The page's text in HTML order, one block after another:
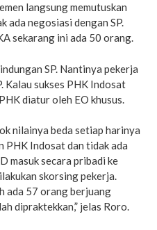
langsung memutuskan
ada negosiasi dengan SP.
sekarang ini ada 50 orang.
SP. Nantinya pekerja
Kalau sukses PHK Indosat
diatur oleh EO khusus.
nilainya beda setiap harinya
PHK Indosat dan tidak ada
masuk secara pribadi ke
skorsing pekerja.
ada 57 orang berjuang
dipraktekkan,” jelas Roro.